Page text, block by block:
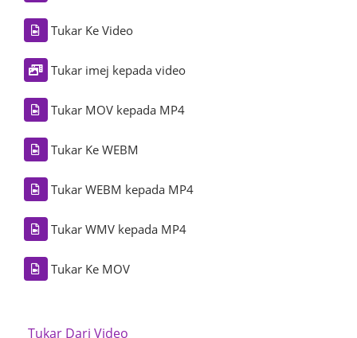
Tukar Ke Video
Tukar imej kepada video
Tukar MOV kepada MP4
Tukar Ke WEBM
Tukar WEBM kepada MP4
Tukar WMV kepada MP4
Tukar Ke MOV
Tukar Dari Video